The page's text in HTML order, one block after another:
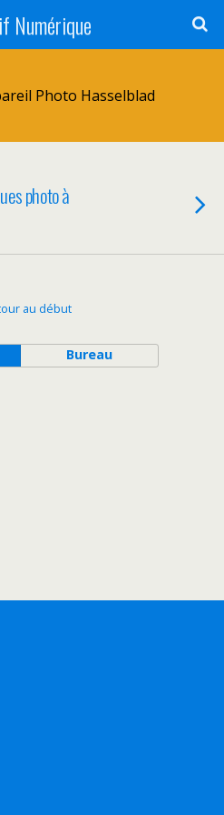
Numérique
Photo Hasselblad
photo à
au début
Bureau